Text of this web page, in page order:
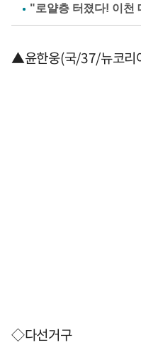
▲윤한웅(국/37/뉴코리
◇다선거구